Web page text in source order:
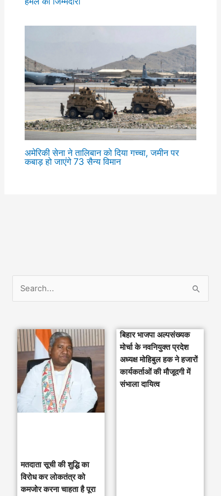
अमेरिकी सेना ने तालिबान को दिया गच्चा, जमीन पर
कबाड़ हो जाएंगे 73 सैन्य विमान
मतदाता सूची की शुद्धि का
विरोध कर लोकतंत्र को
कमजोर करना चाहता है पूरा
बिहार भाजपा अल्पसंख्यक
मोर्चा के नवनियुक्त प्रदेश
अध्यक्ष मोहिबुल हक ने हजारों
कार्यकर्ताओं की मौजूदगी में
संभाला दायित्व